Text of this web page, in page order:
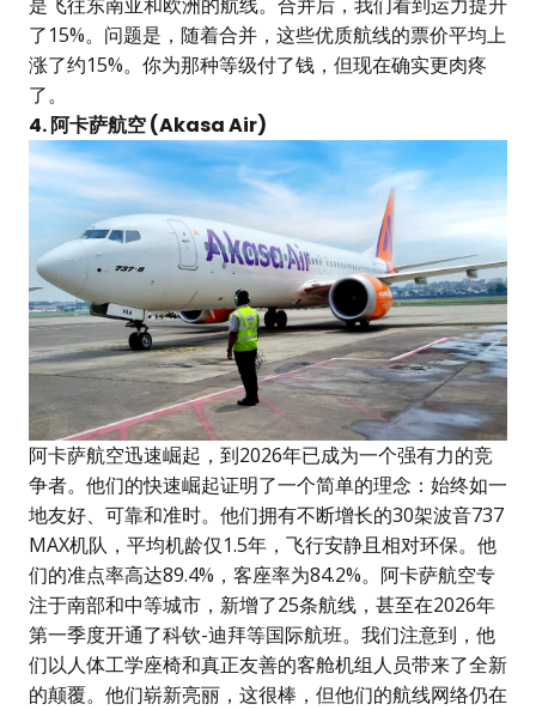
了15%。问题是，随着合并，这些优质航线的票价平均上
涨了约15%。你为那种等级付了钱，但现在确实更肉疼
了。
4. 阿卡萨航空 (Akasa Air)
阿卡萨航空迅速崛起，到2026年已成为一个强有力的竞
争者。他们的快速崛起证明了一个简单的理念：始终如一
地友好、可靠和准时。他们拥有不断增长的30架波音737
MAX机队，平均机龄仅1.5年，飞行安静且相对环保。他
们的准点率高达89.4%，客座率为84.2%。阿卡萨航空专
注于南部和中等城市，新增了25条航线，甚至在2026年
第一季度开通了科钦-迪拜等国际航班。我们注意到，他
们以人体工学座椅和真正友善的客舱机组人员带来了全新
的颠覆。他们崭新亮丽，这很棒，但他们的航线网络仍在